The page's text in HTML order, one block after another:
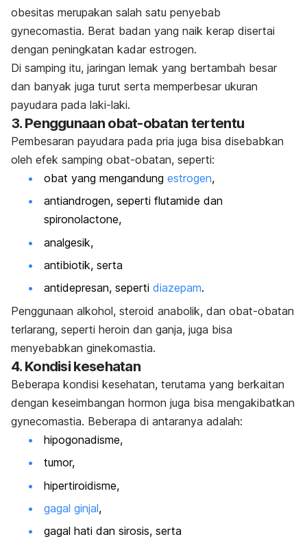
obesitas merupakan salah satu penyebab
gynecomastia. Berat badan yang naik kerap disertai
dengan peningkatan kadar estrogen.
Di samping itu, jaringan lemak yang bertambah besar
dan banyak juga turut serta memperbesar ukuran
payudara pada laki-laki.
3. Penggunaan obat-obatan tertentu
Pembesaran payudara pada pria juga bisa disebabkan
oleh efek samping obat-obatan, seperti:
obat yang mengandung estrogen,
antiandrogen, seperti flutamide dan
spironolactone,
analgesik,
antibiotik, serta
antidepresan, seperti diazepam.
Penggunaan alkohol, steroid anabolik, dan obat-obatan
terlarang, seperti heroin dan ganja, juga bisa
menyebabkan ginekomastia.
4. Kondisi kesehatan
Beberapa kondisi kesehatan, terutama yang berkaitan
dengan keseimbangan hormon juga bisa mengakibatkan
gynecomastia. Beberapa di antaranya adalah:
hipogonadisme,
tumor,
hipertiroidisme,
gagal ginjal,
gagal hati dan sirosis, serta